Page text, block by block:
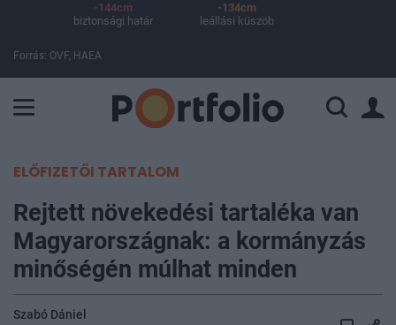
-144cm
biztonsági határ
-134cm
leállási küszöb
Forrás: OVF, HAEA
ELŐFIZETŐI TARTALOM
Rejtett növekedési tartaléka van
Magyarországnak: a kormányzás
minőségén múlhat minden
Szabó Dániel